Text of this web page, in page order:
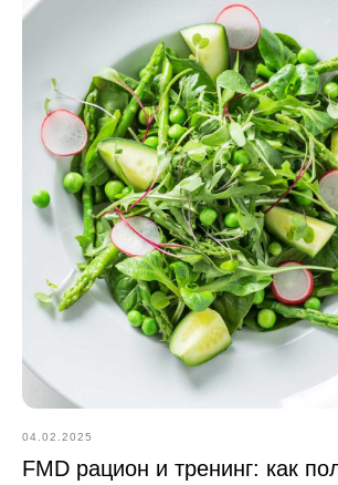
04.02.2025
FMD рацион и тренинг: как